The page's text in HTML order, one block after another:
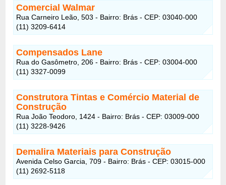
Comercial Walmar
Rua Carneiro Leão, 503 - Bairro: Brás - CEP: 03040-000
(11) 3209-6414
Compensados Lane
Rua do Gasômetro, 206 - Bairro: Brás - CEP: 03004-000
(11) 3327-0099
Construtora Tintas e Comércio Material de
Construção
Rua João Teodoro, 1424 - Bairro: Brás - CEP: 03009-000
(11) 3228-9426
Demalira Materiais para Construção
Avenida Celso Garcia, 709 - Bairro: Brás - CEP: 03015-000
(11) 2692-5118